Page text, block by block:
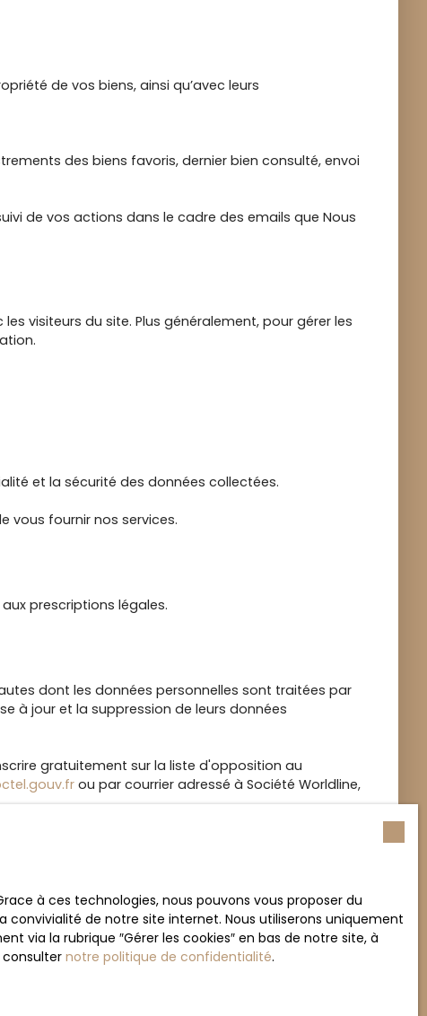
de vos biens, ainsi qu’avec leurs
des biens favoris, dernier bien consulté, envoi
de vos actions dans le cadre des emails que Nous
visiteurs du site. Plus généralement, pour gérer les
et la sécurité des données collectées.
vous fournir nos services.
prescriptions légales.
dont les données personnelles sont traitées par
à jour et la suppression de leurs données
gratuitement sur la liste d'opposition au
ou par courrier adressé à Société Worldline,
texte appelés "Cookies", et placés dans votre
vous proposant de contenu personnalisé. Ils ont
à ces technologies, nous pouvons vous proposer du
de notre site internet. Nous utiliserons uniquement
via la rubrique ″Gérer les cookies″ en bas de notre site, à
consulternotre politique de confidentialité.